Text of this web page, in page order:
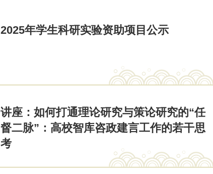
2025年学生科研实验资助项目公示
讲座：如何打通理论研究与策论研究的“任
督二脉”：高校智库咨政建言工作的若干思
考